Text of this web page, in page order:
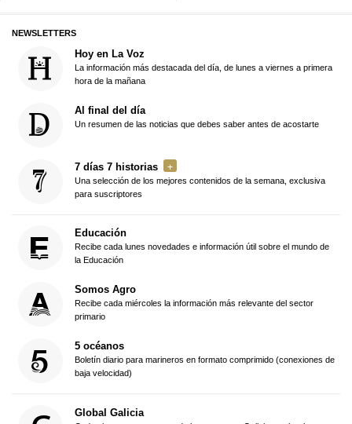
NEWSLETTERS
Hoy en La Voz
La información más destacada del día, de lunes a viernes a primera
hora de la mañana
Al final del día
Un resumen de las noticias que debes saber antes de acostarte
7 días 7 historias
Una selección de los mejores contenidos de la semana, exclusiva
para suscriptores
Educación
Recibe cada lunes novedades e información útil sobre el mundo de
la Educación
Somos Agro
Recibe cada miércoles la información más relevante del sector
primario
5 océanos
Boletín diario para marineros en formato comprimido (conexiones de
baja velocidad)
Global Galicia